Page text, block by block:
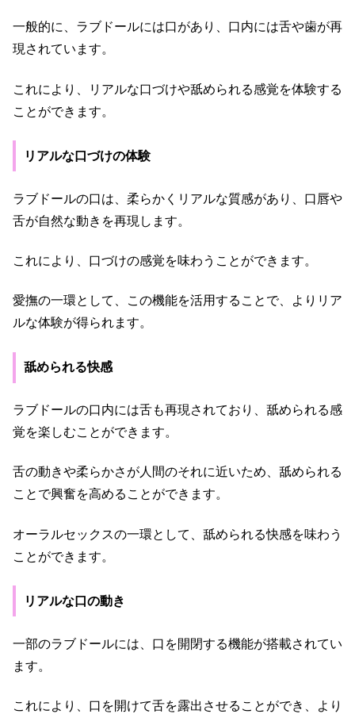
一般的に、ラブドールには口があり、口内には舌や歯が再
現されています。
これにより、リアルな口づけや舐められる感覚を体験する
ことができます。
リアルな口づけの体験
ラブドールの口は、柔らかくリアルな質感があり、口唇や
舌が自然な動きを再現します。
これにより、口づけの感覚を味わうことができます。
愛撫の一環として、この機能を活用することで、よりリア
ルな体験が得られます。
舐められる快感
ラブドールの口内には舌も再現されており、舐められる感
覚を楽しむことができます。
舌の動きや柔らかさが人間のそれに近いため、舐められる
ことで興奮を高めることができます。
オーラルセックスの一環として、舐められる快感を味わう
ことができます。
リアルな口の動き
一部のラブドールには、口を開閉する機能が搭載されてい
ます。
これにより、口を開けて舌を露出させることができ、より